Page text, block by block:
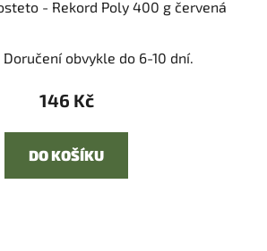
- Rekord Poly 400 g červená
Doručení obvykle do 6-10 dní.
146 Kč
DO KOŠÍKU